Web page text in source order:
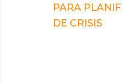
PARA
DE CRISIS